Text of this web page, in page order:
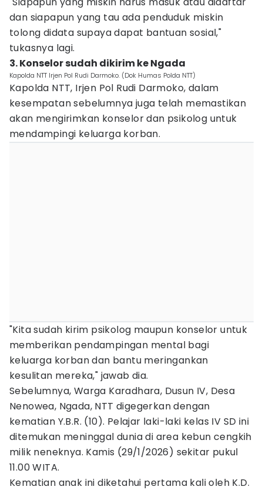
dan siapapun yang tau ada penduduk miskin
tolong didata supaya dapat bantuan sosial,"
tukasnya lagi.
3. Konselor sudah dikirim ke Ngada
Kapolda NTT Irjen Pol Rudi Darmoko. (Dok Humas Polda NTT)
Kapolda NTT, Irjen Pol Rudi Darmoko, dalam
kesempatan sebelumnya juga telah memastikan
akan mengirimkan konselor dan psikolog untuk
mendampingi keluarga korban.
"Kita sudah kirim psikolog maupun konselor untuk
memberikan pendampingan mental bagi
keluarga korban dan bantu meringankan
kesulitan mereka," jawab dia.
Sebelumnya, Warga Karadhara, Dusun IV, Desa
Nenowea, Ngada, NTT digegerkan dengan
kematian Y.B.R. (10). Pelajar laki-laki kelas IV SD ini
ditemukan meninggal dunia di area kebun cengkih
milik neneknya. Kamis (29/1/2026) sekitar pukul
11.00 WITA.
Kematian anak ini diketahui pertama kali oleh K.D.